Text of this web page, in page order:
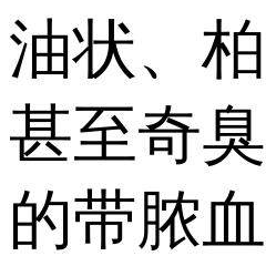
油状、
甚至奇
的带脓